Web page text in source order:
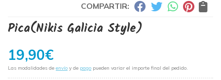
COMPARTIR:
Pica(Nikis Galicia Style)
19,90€
Las modalidades de envío y de pago pueden variar el importe final del pedido.